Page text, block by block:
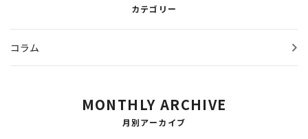
カテゴリー
コラム
MONTHLY ARCHIVE
月別アーカイブ